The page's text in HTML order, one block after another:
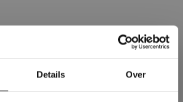
Details Over
categorie vloeren op Trustpilot
uur een passende offerte
500 m2 showroom
Deze website maakt
van cookies.